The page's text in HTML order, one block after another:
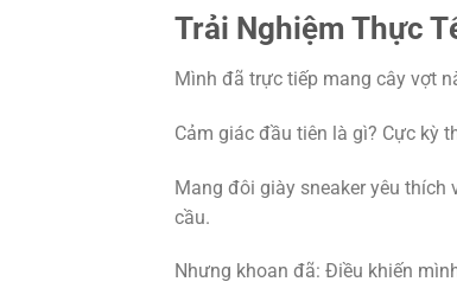
Trải Nghiệm Thực
Mình đã trực tiếp mang cây vợt
Cảm giác đầu tiên là gì? Cực kỳ
Mang đôi giày sneaker yêu thích
cầu.
Nhưng khoan đã: Điều khiến